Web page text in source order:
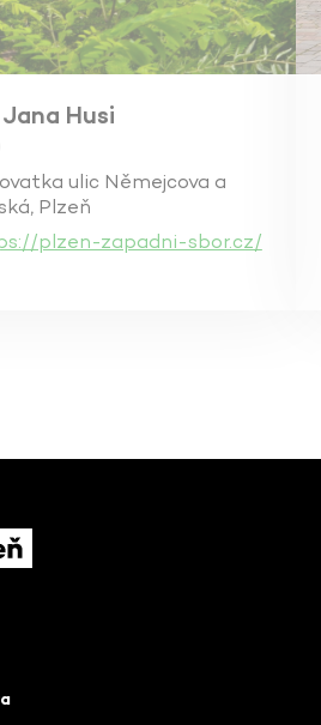
Husi
ulic Němejcova a
Plzeň
plzen-zapadni-sbor.cz/